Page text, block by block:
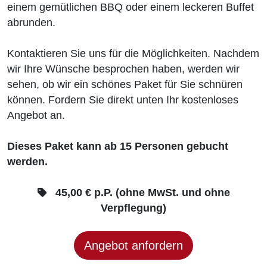
einem gemütlichen BBQ oder einem leckeren Buffet
abrunden.
Kontaktieren Sie uns für die Möglichkeiten. Nachdem
wir Ihre Wünsche besprochen haben, werden wir
sehen, ob wir ein schönes Paket für Sie schnüren
können. Fordern Sie direkt unten Ihr kostenloses
Angebot an.
Dieses Paket kann ab 15 Personen gebucht
werden.
45,00 € p.P. (ohne MwSt. und ohne
Verpflegung)
Angebot anfordern